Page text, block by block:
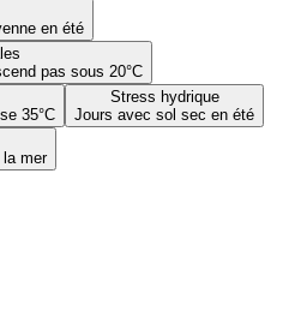
en été
pas sous 20°C
35°C
Stress hydrique
Jours avec sol sec en été
la mer